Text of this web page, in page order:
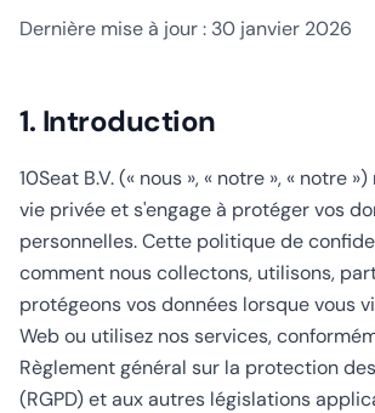
Dernière mise à jour : 30 janvier 2026
1. Introduction
10Seat B.V. (« nous », « notre », « notre
vie privée et s'engage à protéger vos
personnelles. Cette politique de
comment nous collectons, utilisons,
protégeons vos données lorsque vous
Web ou utilisez nos services,
Règlement général sur la protection
(RGPD) et aux autres législations